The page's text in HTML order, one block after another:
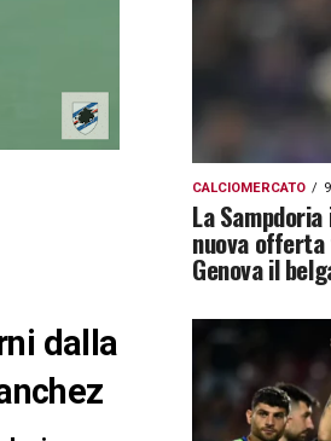
dalla
CALCIOMERCATO
La
nuova
Genova il